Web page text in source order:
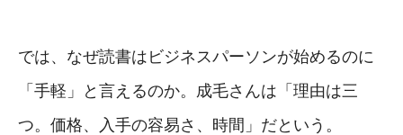
では、なぜ読書はビジネスパーソンが始めるのに
「手軽」と言えるのか。成毛さんは「理由は三
つ。価格、入手の容易さ、時間」だという。